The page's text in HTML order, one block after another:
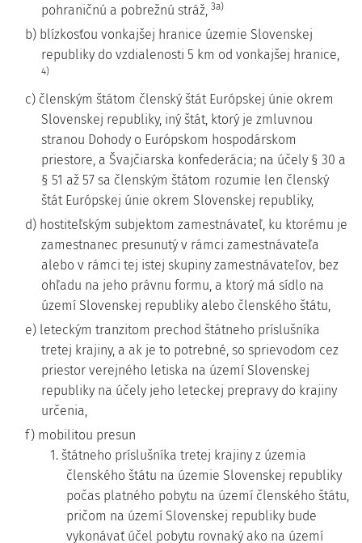
pohraničnú a pobrežnú stráž, 3a)
b) blízkosťou vonkajšej hranice územie Slovenskej
republiky do vzdialenosti 5 km od vonkajšej hranice,
4)
c) členským štátom členský štát Európskej únie okrem
Slovenskej republiky, iný štát, ktorý je zmluvnou
stranou Dohody o Európskom hospodárskom
priestore, a Švajčiarska konfederácia; na účely § 30 a
§ 51 až 57 sa členským štátom rozumie len členský
štát Európskej únie okrem Slovenskej republiky,
d) hostiteľským subjektom zamestnávateľ, ku ktorému je
zamestnanec presunutý v rámci zamestnávateľa
alebo v rámci tej istej skupiny zamestnávateľov, bez
ohľadu na jeho právnu formu, a ktorý má sídlo na
území Slovenskej republiky alebo členského štátu,
e) leteckým tranzitom prechod štátneho príslušníka
tretej krajiny, a ak je to potrebné, so sprievodom cez
priestor verejného letiska na území Slovenskej
republiky na účely jeho leteckej prepravy do krajiny
určenia,
f) mobilitou presun
1. štátneho príslušníka tretej krajiny z územia
členského štátu na územie Slovenskej republiky
počas platného pobytu na území členského štátu,
pričom na území Slovenskej republiky bude
vykonávať účel pobytu rovnaký ako na území